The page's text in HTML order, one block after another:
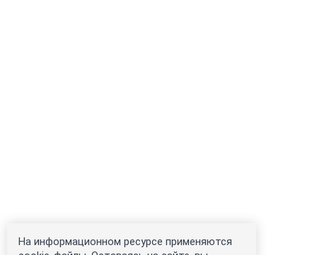
На информационном ресурсе применяются